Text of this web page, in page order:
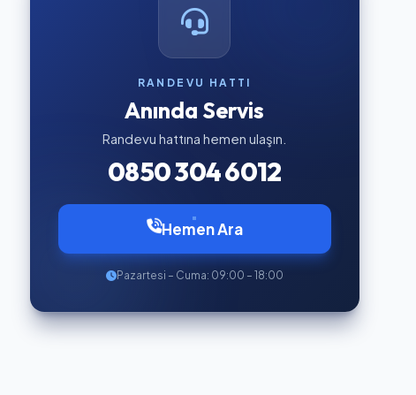
RANDEVU HATTI
Anında Servis
Randevu hattına hemen ulaşın.
0850 304 6012
Hemen Ara
Pazartesi – Cuma: 09:00 – 18:00